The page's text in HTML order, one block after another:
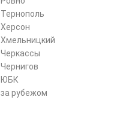
Тернополь
Херсон
Хмельницкий
Черкассы
Чернигов
ЮБК
за рубежом